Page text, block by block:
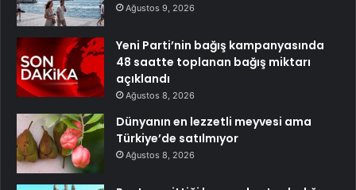
Ağustos 9, 2026
Yeni Parti’nin bağış kampanyasında
48 saatte toplanan bağış miktarı
açıklandı
Ağustos 8, 2026
Dünyanın en lezzetli meyvesi ama
Türkiye’de satılmıyor
Ağustos 8, 2026